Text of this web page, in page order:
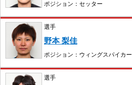
ポジション：セッター
選手
野本 梨佳
ポジション：ウィングスパイカー
選手